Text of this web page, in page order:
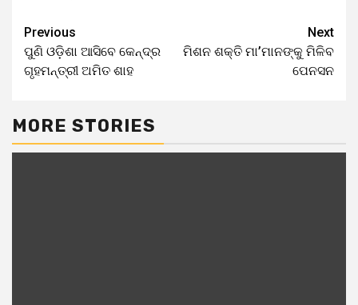
Previous
ପୁଣି ଓଡ଼ିଶା ଆସିବେ କେନ୍ଦ୍ର
ଗୃହମନ୍ତ୍ରୀ ଅମିତ ଶାହ
Next
ମିଶନ ଶକ୍ତି ମା’ମାନଙ୍କୁ ମିଳିବ
ପେନସନ
MORE STORIES